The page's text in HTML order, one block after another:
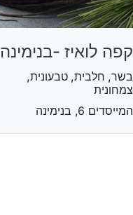
קפה לואיז -בנימינה
בשר, חלבית, טבעונית,
צמחונית
המייסדים 6, בנימינה